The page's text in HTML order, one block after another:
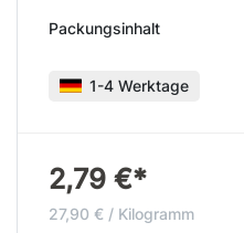
Packungsinhalt
1-4 Werktage
2,79 €*
27,90 € / Kilogramm